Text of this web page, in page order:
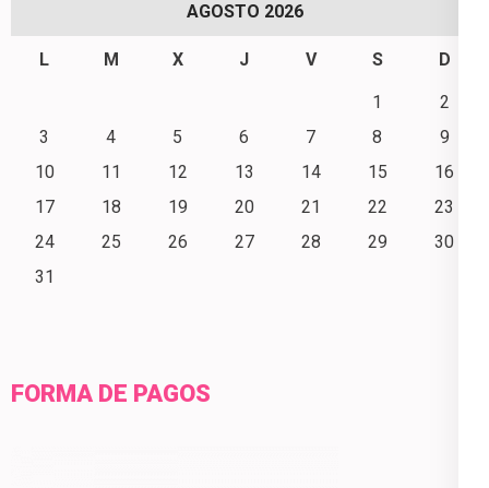
AGOSTO 2026
L M X J V S D
1
2
3
4 5 6 7 8
9
10
11 12 13 14 15
16
17
18 19 20 21 22
23
24
25 26 27 28 29
30
31
FORMA DE PAGOS